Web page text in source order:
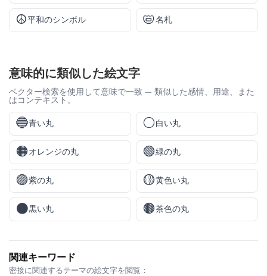
☮️平和のシンボル 📛名札
意味的に類似した絵文字
ベクター検索を使用して意味で一致 — 類似した感情、用途、また
はコンテキスト。
🔵青い丸 ⚪白い丸
🟠オレンジの丸 🟢緑の丸
🟣紫の丸 🟡黄色い丸
⚫黒い丸 🟤茶色の丸
関連キーワード
密接に関連するテーマの絵文字を閲覧：